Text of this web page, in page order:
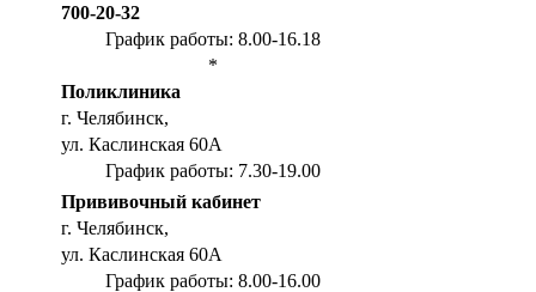
700-20-32
График работы: 8.00-16.18
*
Поликлиника
г. Челябинск,
ул. Каслинская 60А
График работы: 7.30-19.00
Прививочный кабинет
г. Челябинск,
ул. Каслинская 60А
График работы: 8.00-16.00